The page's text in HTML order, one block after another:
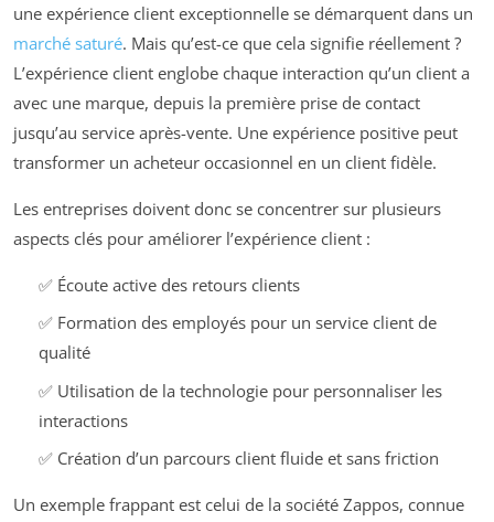
une expérience client exceptionnelle se démarquent dans un
marché saturé. Mais qu’est-ce que cela signifie réellement ?
L’expérience client englobe chaque interaction qu’un client a
avec une marque, depuis la première prise de contact
jusqu’au service après-vente. Une expérience positive peut
transformer un acheteur occasionnel en un client fidèle.
Les entreprises doivent donc se concentrer sur plusieurs
aspects clés pour améliorer l’expérience client :
✅ Écoute active des retours clients
✅ Formation des employés pour un service client de
qualité
✅ Utilisation de la technologie pour personnaliser les
interactions
✅ Création d’un parcours client fluide et sans friction
Un exemple frappant est celui de la société Zappos, connue